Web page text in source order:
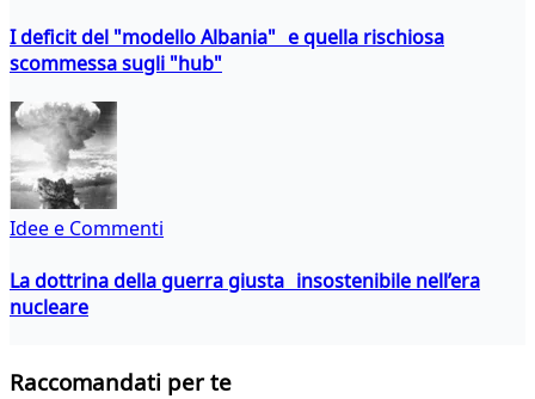
I deficit del "modello Albania" e quella rischiosa
scommessa sugli "hub"
Idee e Commenti
La dottrina della guerra giusta insostenibile nell’era
nucleare
Raccomandati per te